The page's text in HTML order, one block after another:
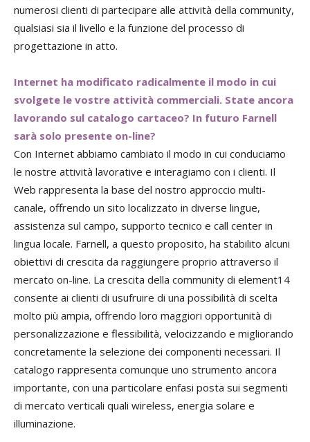
numerosi clienti di partecipare alle attività della community,
qualsiasi sia il livello e la funzione del processo di
progettazione in atto.
Internet ha modificato radicalmente il modo in cui
svolgete le vostre attività commerciali. State ancora
lavorando sul catalogo cartaceo? In futuro Farnell
sarà solo presente on-line?
Con Internet abbiamo cambiato il modo in cui conduciamo
le nostre attività lavorative e interagiamo con i clienti. Il
Web rappresenta la base del nostro approccio multi-
canale, offrendo un sito localizzato in diverse lingue,
assistenza sul campo, supporto tecnico e call center in
lingua locale. Farnell, a questo proposito, ha stabilito alcuni
obiettivi di crescita da raggiungere proprio attraverso il
mercato on-line. La crescita della community di element14
consente ai clienti di usufruire di una possibilità di scelta
molto più ampia, offrendo loro maggiori opportunità di
personalizzazione e flessibilità, velocizzando e migliorando
concretamente la selezione dei componenti necessari. Il
catalogo rappresenta comunque uno strumento ancora
importante, con una particolare enfasi posta sui segmenti
di mercato verticali quali wireless, energia solare e
illuminazione.